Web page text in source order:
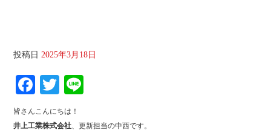
投稿日 2025年3月18日
Fa
ce
bo
T
wi
tte
皆さんこんにちは！
井上工業株式会社 、更新担当の中西です。